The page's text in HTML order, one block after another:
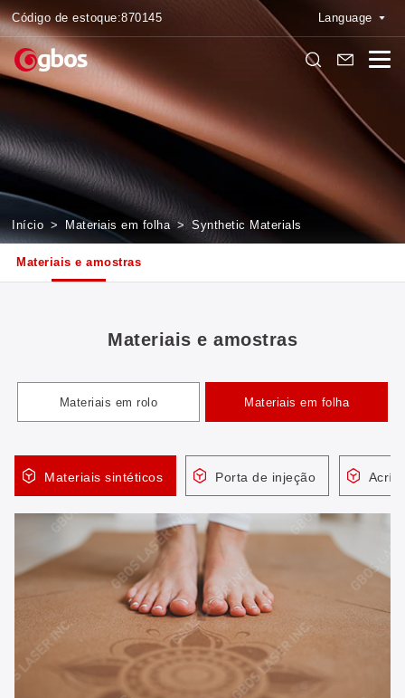
Código de estoque:870145 Language
Início > Materiais em folha > Synthetic Materials
Materiais e amostras
Materiais e amostras
Materiais em rolo Materiais em folha
Materiais sintéticos Porta de injeção